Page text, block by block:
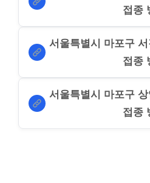
접종
서울특별시 마포구
접종
서울특별시 마포구
접종